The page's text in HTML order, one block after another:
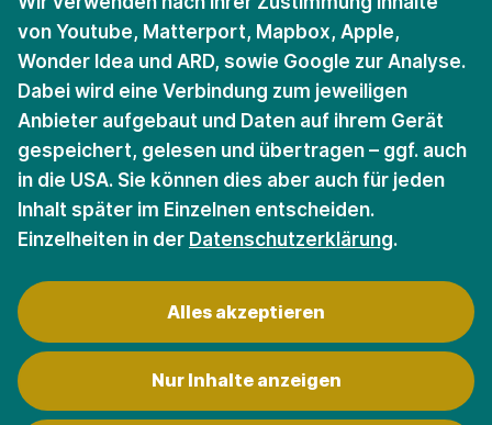
von Youtube, Matterport, Mapbox, Apple,
Wonder Idea und ARD, sowie Google zur Analyse.
Dabei wird eine Verbindung zum jeweiligen
Anbieter aufgebaut und Daten auf ihrem Gerät
gespeichert, gelesen und übertragen – ggf. auch
in die USA. Sie können dies aber auch für jeden
Inhalt später im Einzelnen entscheiden.
Einzelheiten in der Datenschutzerklärung.
Alles akzeptieren
Nur Inhalte anzeigen
Bleiben Sie auf dem
Laufenden.
Für den Newsletter anmelden